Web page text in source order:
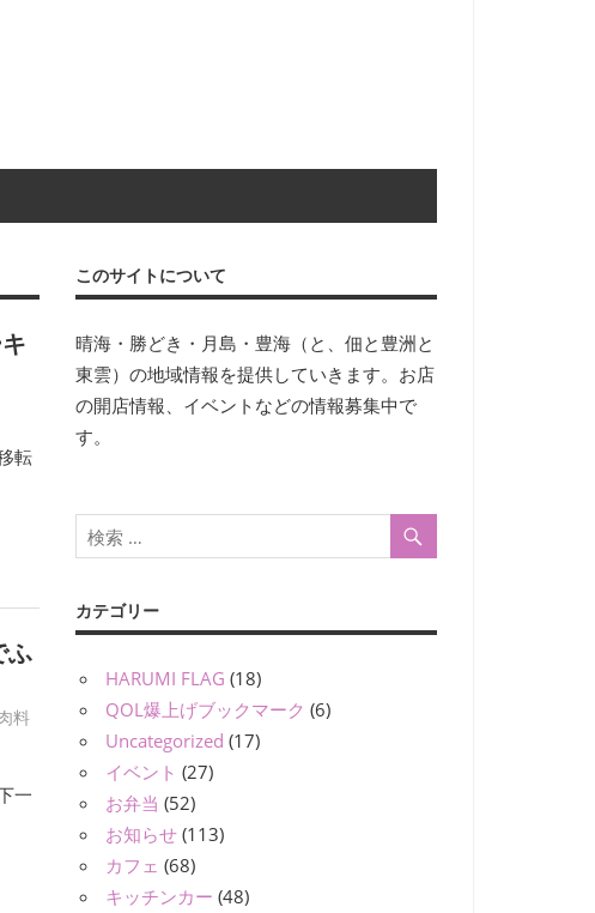
転
ふ
料
一
このサイトについて
晴海・勝どき・月島・豊海（と、佃と豊洲と
東雲）の地域情報を提供していきます。お店
の開店情報、イベントなどの情報募集中で
す。
カテゴリー
HARUMI FLAG (18)
QOL爆上げブックマーク (6)
Uncategorized (17)
イベント (27)
お弁当 (52)
お知らせ (113)
カフェ (68)
キッチンカー (48)